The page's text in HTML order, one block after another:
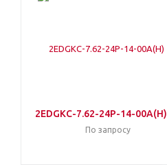
2EDGKC-7.62-24P-14-00A(H)
По запросу